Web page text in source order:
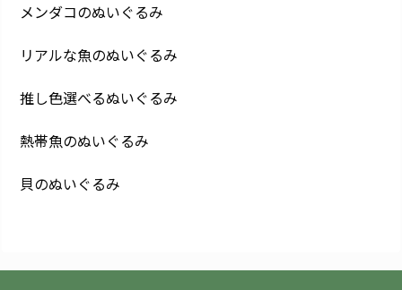
メンダコのぬいぐるみ
リアルな魚のぬいぐるみ
推し色選べるぬいぐるみ
熱帯魚のぬいぐるみ
貝のぬいぐるみ